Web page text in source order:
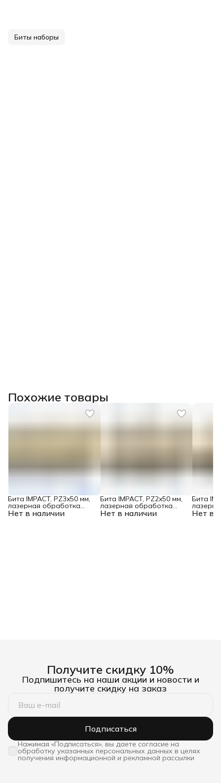
Биты наборы
Похожие товары
Нет в наличии
Бита IMPACT, PZ3x50 мм,
лазерная обработка
шлица, сталь S2, 10 шт., Е Нет в наличии
Бита IMPACT, PZ2x50 мм,
лазерная обработка
шлица, сталь S2, 10 шт., Е Нет в
Бита
шлица,
Получите скидку 10%
Подпишитесь на наши акции и новости и
получите скидку на заказ
Подписаться
Нажимая «Подписаться», вы даете согласие на
обработку указанных персональных данных в целях
получения информационной и рекламной рассылки